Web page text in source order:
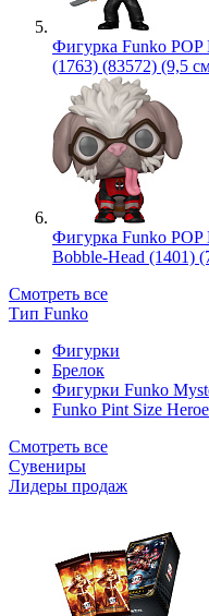
Фигурка Funko POP
(1763) (83572) (9,5
Фигурка Funko POP
Bobble-Head (1401)
Смотреть все
Тип Funko
Фигурки
Брелок
Фигурки Funko
Funko Pint Size
Смотреть все
Сувениры
Лидеры продаж